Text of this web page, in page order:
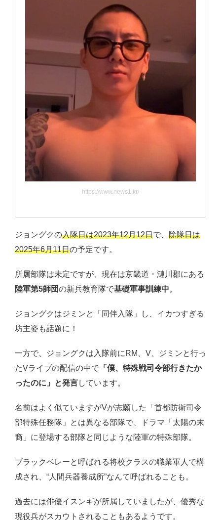
https://www.news1.kr/
ジョングクの入隊日は2023年12月12日で、 除隊日は
2025年6月11日の予定です。
所属部隊は未定ですが、現在は京畿道・漣川郡にある
陸軍第5師団の新兵教育隊で基礎軍事訓練中。
ジョングクはジミンと「同伴入隊」し、イカつすぎる
坊主姿も話題に！
一方で、ジョングクは入隊前にRM、V、ジミンと行っ
たVライブの配信の中で 「僕、特殊戦司令部行きたか
ったのに」と発言しています。
名前はよく似ていますがVが志願した「首都防衛司令
部特殊任務隊」とは異なる部隊で、ドラマ「太陽の末
裔」に登場する部隊と同じような陸軍の特殊部隊。
ブラックベレーと呼ばれる将校クラスの職業軍人で構
成され、“人間兵器養成所”なんて呼ばれることも。
過去には俳優イスンギが所属していましたが、優秀な
現役兵がスカウトされることもあるようです。